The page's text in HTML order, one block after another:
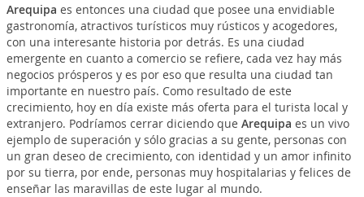
Arequipa es entonces una ciudad que posee una envidiable
gastronomía, atractivos turísticos muy rústicos y acogedores,
con una interesante historia por detrás. Es una ciudad
emergente en cuanto a comercio se refiere, cada vez hay más
negocios prósperos y es por eso que resulta una ciudad tan
importante en nuestro país. Como resultado de este
crecimiento, hoy en día existe más oferta para el turista local y
extranjero. Podríamos cerrar diciendo que Arequipa es un vivo
ejemplo de superación y sólo gracias a su gente, personas con
un gran deseo de crecimiento, con identidad y un amor infinito
por su tierra, por ende, personas muy hospitalarias y felices de
enseñar las maravillas de este lugar al mundo.